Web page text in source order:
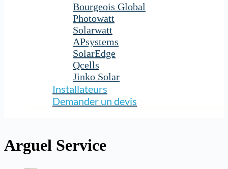
Bourgeois Global
Photowatt
Solarwatt
APsystems
SolarEdge
Qcells
Jinko Solar
Installateurs
Demander un devis
Arguel Service